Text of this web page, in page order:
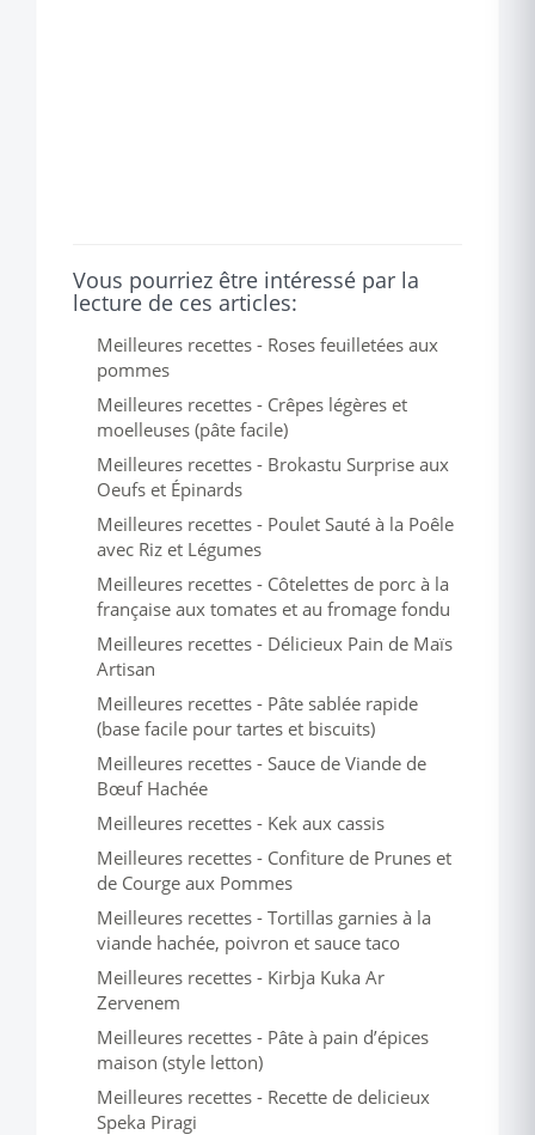
Vous pourriez être intéressé par la
lecture de ces articles:
Meilleures recettes - Roses feuilletées aux
pommes
Meilleures recettes - Crêpes légères et
moelleuses (pâte facile)
Meilleures recettes - Brokastu Surprise aux
Oeufs et Épinards
Meilleures recettes - Poulet Sauté à la Poêle
avec Riz et Légumes
Meilleures recettes - Côtelettes de porc à la
française aux tomates et au fromage fondu
Meilleures recettes - Délicieux Pain de Maïs
Artisan
Meilleures recettes - Pâte sablée rapide
(base facile pour tartes et biscuits)
Meilleures recettes - Sauce de Viande de
Bœuf Hachée
Meilleures recettes - Kek aux cassis
Meilleures recettes - Confiture de Prunes et
de Courge aux Pommes
Meilleures recettes - Tortillas garnies à la
viande hachée, poivron et sauce taco
Meilleures recettes - Kirbja Kuka Ar
Zervenem
Meilleures recettes - Pâte à pain d’épices
maison (style letton)
Meilleures recettes - Recette de delicieux
Speka Piragi